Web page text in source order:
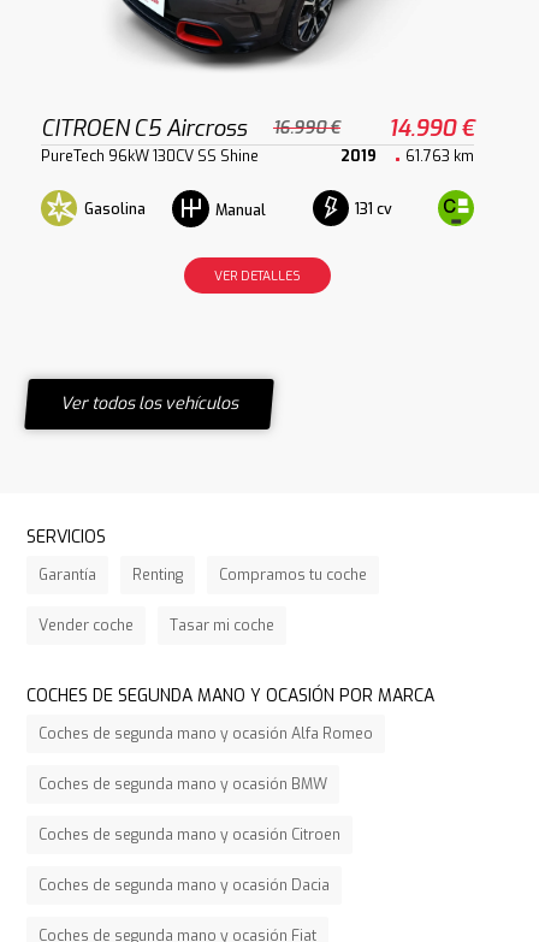
CITROEN C5 Aircross 16.990 € 14.990 €
PureTech 96kW 130CV SS Shine 2019 61.763 km
Gasolina Manual 131 cv
VER DETALLES
Ver todos los vehículos
SERVICIOS
Garantía Renting Compramos tu coche
Vender coche Tasar mi coche
COCHES DE SEGUNDA MANO Y OCASIÓN POR MARCA
Coches de segunda mano y ocasión Alfa Romeo
Coches de segunda mano y ocasión BMW
Coches de segunda mano y ocasión Citroen
Coches de segunda mano y ocasión Dacia
Coches de segunda mano y ocasión Fiat